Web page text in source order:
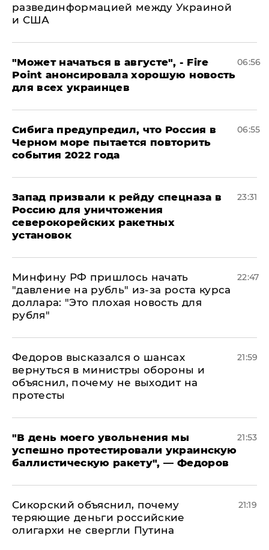
развединформацией между Украиной
и США
"Может начаться в августе", - Fire
Point анонсировала хорошую новость
для всех украинцев
06:56
Сибига предупредил, что Россия в
Черном море пытается повторить
события 2022 года
06:55
Запад призвали к рейду спецназа в
Россию для уничтожения
северокорейских ракетных
установок
23:31
Минфину РФ пришлось начать
"давление на рубль" из-за роста курса
доллара: "Это плохая новость для
рубля"
22:47
Федоров высказался о шансах
вернуться в министры обороны и
объяснил, почему не выходит на
протесты
21:59
​"В день моего увольнения мы
успешно протестировали украинскую
баллистическую ракету", — Федоров
21:53
Сикорский объяснил, почему
теряющие деньги российские
олигархи не свергли Путина
21:19